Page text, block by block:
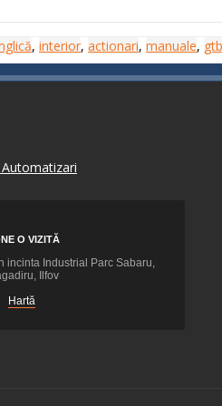
, interior, actionari, manuale, gtb
O VIZITĂ
incinta Industrial Parc Sabaru,
Ilfov
Hartă